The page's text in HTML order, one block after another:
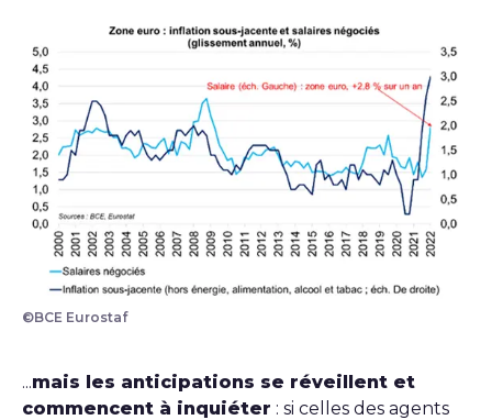
©BCE Eurostaf
...mais les anticipations se réveillent et
commencent à inquiéter : si celles des agents